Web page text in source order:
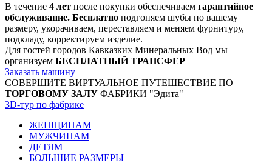
В течение 4 лет после покупки обеспечиваем гарантийное
обслуживание. Бесплатно подгоняем шубы по вашему
размеру, укорачиваем, переставляем и меняем фурнитуру,
подкладу, корректируем изделие.
Для гостей городов Кавказких Минеральных Вод мы
организуем БЕСПЛАТНЫЙ ТРАНСФЕР
Заказать машину
СОВЕРШИТЕ ВИРТУАЛЬНОЕ ПУТЕШЕСТВИЕ ПО
ТОРГОВОМУ ЗАЛУ ФАБРИКИ "Эдита"
3D-тур по фабрике
ЖЕНЩИНАМ
МУЖЧИНАМ
ДЕТЯМ
БОЛЬШИЕ РАЗМЕРЫ